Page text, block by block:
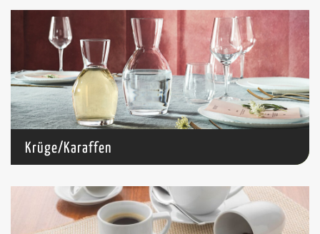
Krüge/Karaffen